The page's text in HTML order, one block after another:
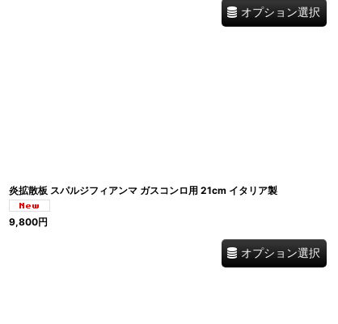
オプション選択
炎拡散板 スパルジフィアンマ ガスコンロ用 21cm イタリア製
9,800円
オプション選択